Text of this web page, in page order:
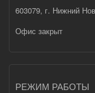
603079, г. Нижний
Офис закрыт
РЕЖИМ РАБОТЫ